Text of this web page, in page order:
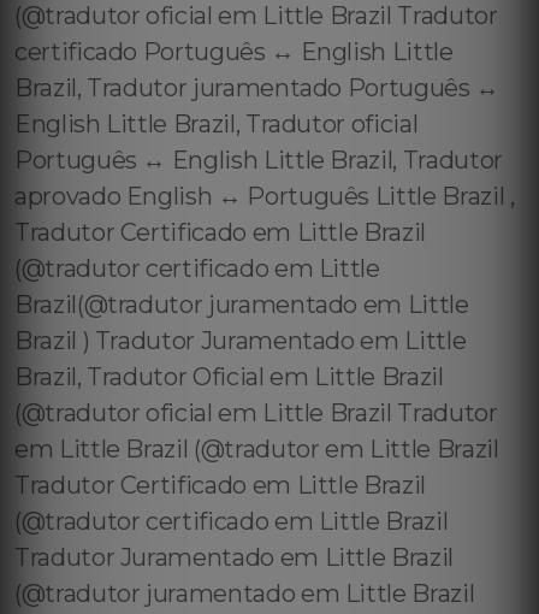
(@tradutor oficial em Little Brazil Tradutor
certificado Português ↔️ English Little
Brazil, Tradutor juramentado Português ↔️
English Little Brazil, Tradutor oficial
Português ↔️ English Little Brazil, Tradutor
aprovado English ↔️ Português Little Brazil ,
Tradutor Certificado em Little Brazil
(@tradutor certificado em Little
Brazil(@tradutor juramentado em Little
Brazil ) Tradutor Juramentado em Little
Brazil, Tradutor Oficial em Little Brazil
(@tradutor oficial em Little Brazil Tradutor
em Little Brazil (@tradutor em Little Brazil
Tradutor Certificado em Little Brazil
(@tradutor certificado em Little Brazil
Tradutor Juramentado em Little Brazil
(@tradutor juramentado em Little Brazil